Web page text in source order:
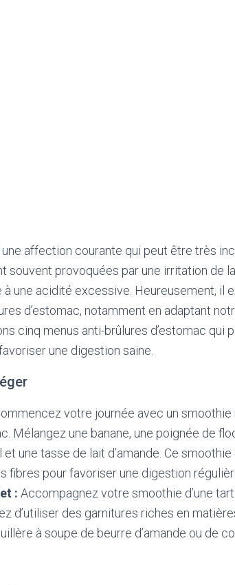
une affection courante qui peut être très
souvent provoquées par une irritation de
à une acidité excessive. Heureusement, il
d’estomac, notamment en adaptant
cinq menus anti-brûlures d’estomac qui
une digestion saine.
votre journée avec un
Mélangez une banane, une poignée de
une tasse de lait d’amande. Ce
fibres pour favoriser une digestion
: Accompagnez votre smoothie d’une
d’utiliser des garnitures riches en
à soupe de beurre d’amande ou de